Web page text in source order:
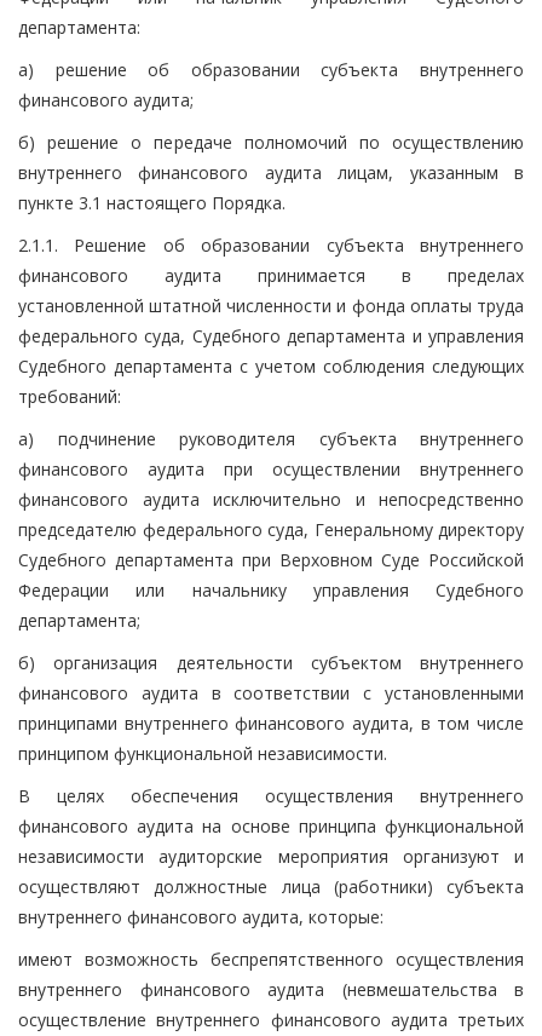
департамента:
а) решение об образовании субъекта внутреннего
финансового аудита;
б) решение о передаче полномочий по осуществлению
внутреннего финансового аудита лицам, указанным в
пункте 3.1 настоящего Порядка.
2.1.1. Решение об образовании субъекта внутреннего
финансового аудита принимается в пределах
установленной штатной численности и фонда оплаты труда
федерального суда, Судебного департамента и управления
Судебного департамента с учетом соблюдения следующих
требований:
а) подчинение руководителя субъекта внутреннего
финансового аудита при осуществлении внутреннего
финансового аудита исключительно и непосредственно
председателю федерального суда, Генеральному директору
Судебного департамента при Верховном Суде Российской
Федерации или начальнику управления Судебного
департамента;
б) организация деятельности субъектом внутреннего
финансового аудита в соответствии с установленными
принципами внутреннего финансового аудита, в том числе
принципом функциональной независимости.
В целях обеспечения осуществления внутреннего
финансового аудита на основе принципа функциональной
независимости аудиторские мероприятия организуют и
осуществляют должностные лица (работники) субъекта
внутреннего финансового аудита, которые:
имеют возможность беспрепятственного осуществления
внутреннего финансового аудита (невмешательства в
осуществление внутреннего финансового аудита третьих